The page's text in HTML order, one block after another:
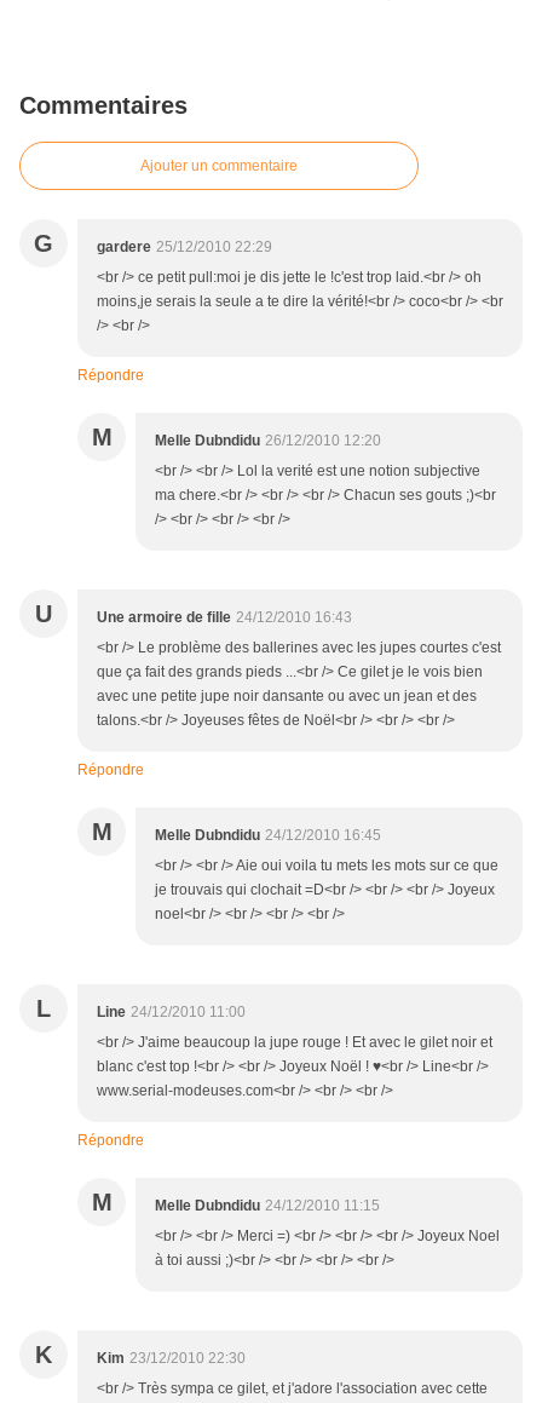
Commentaires
Ajouter un commentaire
G gardere 25/12/2010 22:29
<br /> ce petit pull:moi je dis jette le !c'est trop laid.<br /> oh
moins,je serais la seule a te dire la vérité!<br /> coco<br /> <br
/> <br />
Répondre
M Melle Dubndidu 26/12/2010 12:20
<br /> <br /> Lol la verité est une notion subjective
ma chere.<br /> <br /> <br /> Chacun ses gouts ;)<br
/> <br /> <br /> <br />
U Une armoire de fille 24/12/2010 16:43
<br /> Le problème des ballerines avec les jupes courtes c'est
que ça fait des grands pieds ...<br /> Ce gilet je le vois bien
avec une petite jupe noir dansante ou avec un jean et des
talons.<br /> Joyeuses fêtes de Noël<br /> <br /> <br />
Répondre
M Melle Dubndidu 24/12/2010 16:45
<br /> <br /> Aie oui voila tu mets les mots sur ce que
je trouvais qui clochait =D<br /> <br /> <br /> Joyeux
noel<br /> <br /> <br /> <br />
L Line 24/12/2010 11:00
<br /> J'aime beaucoup la jupe rouge ! Et avec le gilet noir et
blanc c'est top !<br /> <br /> Joyeux Noël ! ♥<br /> Line<br />
www.serial-modeuses.com<br /> <br /> <br />
Répondre
M Melle Dubndidu 24/12/2010 11:15
<br /> <br /> Merci =) <br /> <br /> <br /> Joyeux Noel
à toi aussi ;)<br /> <br /> <br /> <br />
K Kim 23/12/2010 22:30
<br /> Très sympa ce gilet, et j'adore l'association avec cette